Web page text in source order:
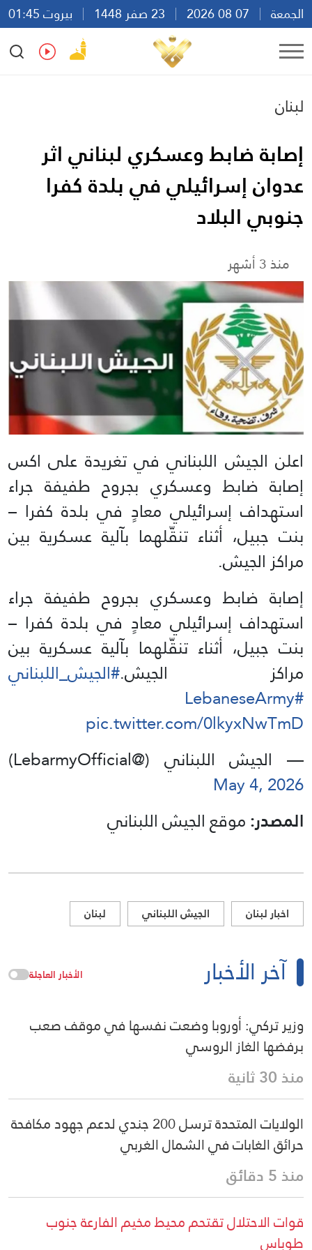
الجمعة
بيروت 01:45
Ar
En Fr Es
لبنان
إصابة ضابط وعسكري لبناني اثر
عدوان إسرائيلي في بلدة كفرا
جنوبي البلاد
منذ 3 أشهر
اعلن الجيش اللبناني في تغريدة على اكس
إصابة ضابط وعسكري بجروح طفيفة جراء
استهداف إسرائيلي معادٍ في بلدة كفرا –
بنت جبيل، أثناء تنقّلهما بآلية عسكرية بين
مراكز الجيش.
إصابة ضابط وعسكري بجروح طفيفة جراء
استهداف إسرائيلي معادٍ في بلدة كفرا –
بنت جبيل، أثناء تنقّلهما بآلية عسكرية بين
مراكز الجيش.#الجيش_اللبناني
#LebaneseArmy
pic.twitter.com/0lkyxNwTmD
— الجيش اللبناني (@LebarmyOfficial)
May 4, 2026
المصدر:موقع الجيش اللبناني
اخبار لبنان الجيش اللبناني لبنان
آخر الأخبار الأخبار العاجلة
وزير تركي: أوروبا وضعت نفسها في موقف صعب
برفضها الغاز الروسي
منذ 30 ثانية
الولايات المتحدة ترسل 200 جندي لدعم جهود مكافحة
حرائق الغابات في الشمال الغربي
منذ 5 دقائق
قوات الاحتلال تقتحم محيط مخيم الفارعة جنوب
طوباس